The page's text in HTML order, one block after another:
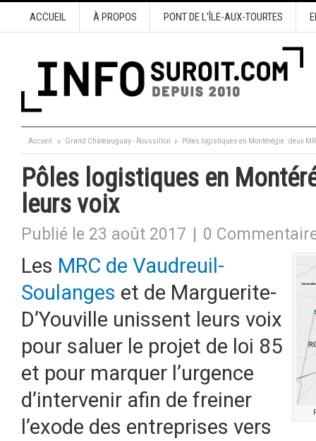
ACCUEIL À PROPOS PONT DE L’ÎLE-AUX-TOURTES
Accueil Grand Châteauguay - Roussillon Pôles logistiques en Montérégie : deux
Pôles logistiques en
leurs voix
Publié le 23 août 2017 0
Les MRC de Vaudreuil-
Soulanges et de Marguerite-
D’Youville unissent leurs voix
pour saluer le projet de loi 85
et pour marquer l’urgence
d’intervenir afin de freiner
l’exode des entreprises vers